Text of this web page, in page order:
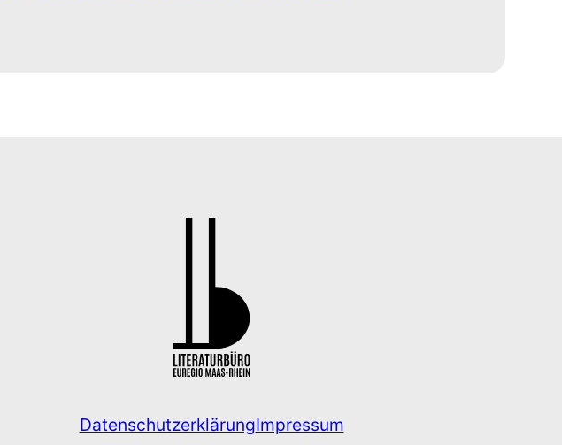
DatenschutzerklärungImpressum